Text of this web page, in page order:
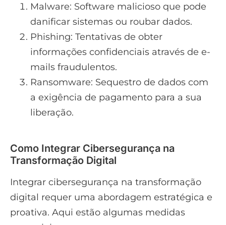
Malware: Software malicioso que pode
danificar sistemas ou roubar dados.
Phishing: Tentativas de obter
informações confidenciais através de e-
mails fraudulentos.
Ransomware: Sequestro de dados com
a exigência de pagamento para a sua
liberação.
Como Integrar Cibersegurança na
Transformação Digital
Integrar cibersegurança na transformação
digital requer uma abordagem estratégica e
proativa. Aqui estão algumas medidas